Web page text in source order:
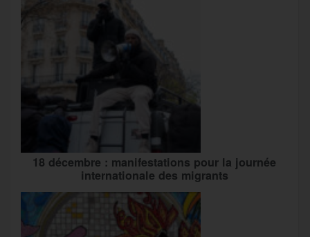
18 décembre : manifestations pour la journée
internationale des migrants